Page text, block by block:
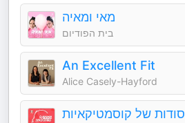
מאי ומאיה
בית הפודיום
An Excellent Fit
Alice Casely-Hayford
סודות של קוסמטיקאיות